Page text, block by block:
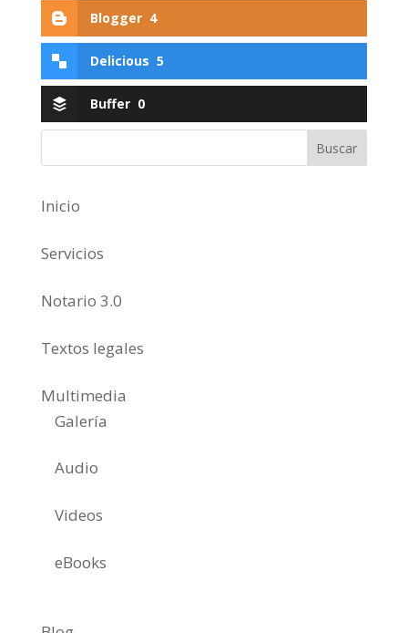
Blogger 4
Delicious 5
Buffer 0
Inicio
Servicios
Notario 3.0
Textos legales
Multimedia
Galería
Audio
Videos
eBooks